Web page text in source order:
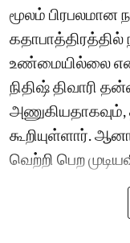
மூலம் பிரபலமான
உண்மையில்லை என
நிதிஷ் திவாரி
கூறியுள்ளார்.
வெற்றி பெற